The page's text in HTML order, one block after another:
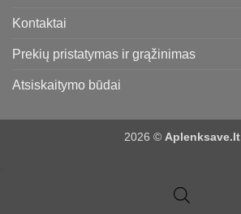
Kontaktai
Prekių pristatymas ir grąžinimas
Atsiskaitymo būdai
2026 © Aplenksave.lt